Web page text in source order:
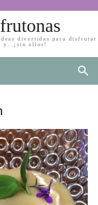
divertidas para disfrutar
y…¡sin ellos!